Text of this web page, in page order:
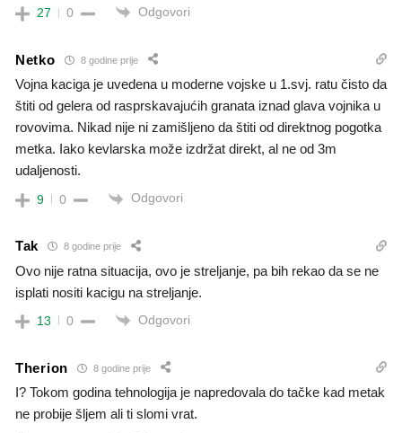
27 0 Odgovori
Netko 8 godine prije
Vojna kaciga je uvedena u moderne vojske u 1.svj. ratu čisto da
štiti od gelera od rasprskavajućih granata iznad glava vojnika u
rovovima. Nikad nije ni zamišljeno da štiti od direktnog pogotka
metka. Iako kevlarska može izdržat direkt, al ne od 3m
udaljenosti.
9 0 Odgovori
Tak 8 godine prije
Ovo nije ratna situacija, ovo je streljanje, pa bih rekao da se ne
isplati nositi kacigu na streljanje.
13 0 Odgovori
Therion 8 godine prije
I? Tokom godina tehnologija je napredovala do tačke kad metak
ne probije šljem ali ti slomi vrat.